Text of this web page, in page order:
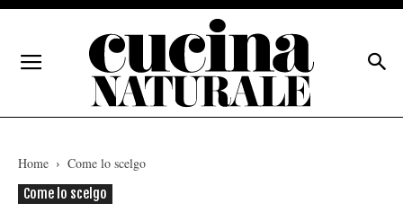
Home
Come lo scelgo
Come lo scelgo